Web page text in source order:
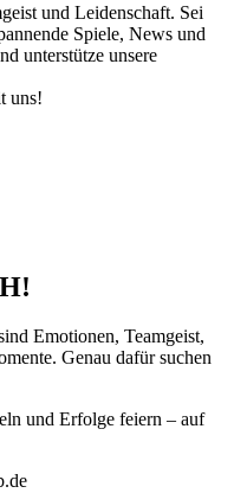
und Leidenschaft. Sei
Spiele, News und
unterstütze unsere
uns!
Emotionen, Teamgeist,
Genau dafür suchen
und Erfolge feiern – auf